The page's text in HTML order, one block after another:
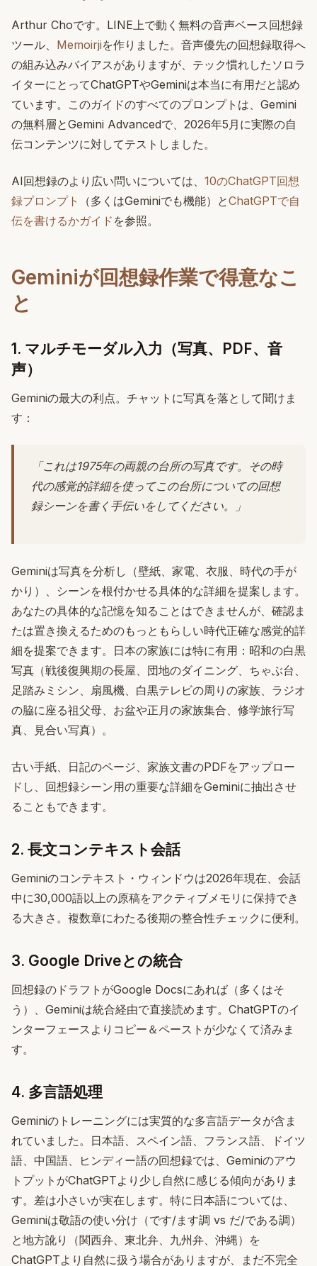
Arthur Choです。LINE上で動く無料の音声ベース回想録
ツール、 Memoirjiを作りました。音声優先の回想録取得へ
の組み込みバイアスがありますが、テック慣れしたソロラ
イターにとってChatGPTやGeminiは本当に有用だと認め
ています。このガイドのすべてのプロンプトは、Gemini
の無料層とGemini Advancedで、2026年5月に実際の自
伝コンテンツに対してテストしました。
AI回想録のより広い問いについては、 10のChatGPT回想
録プロンプト
（多くはGeminiでも機能）とChatGPTで自
伝を書けるかガイド を参照。
Geminiが回想録作業で得意なこ
と
1. マルチモーダル入力（写真、PDF、音
声）
Geminiの最大の利点。チャットに写真を落として聞けま
す：
「これは1975年の両親の台所の写真です。その時
代の感覚的詳細を使ってこの台所についての回想
録シーンを書く手伝いをしてください。」
Geminiは写真を分析し（壁紙、家電、衣服、時代の手が
かり）、シーンを根付かせる具体的な詳細を提案します。
あなたの具体的な記憶を知ることはできませんが、確認ま
たは置き換えるためのもっともらしい時代正確な感覚的詳
細を提案できます。日本の家族には特に有用：昭和の白黒
写真（戦後復興期の長屋、団地のダイニング、ちゃぶ台、
足踏みミシン、扇風機、白黒テレビの周りの家族、ラジオ
の脇に座る祖父母、お盆や正月の家族集合、修学旅行写
真、見合い写真）。
古い手紙、日記のページ、家族文書のPDFをアップロー
ドし、回想録シーン用の重要な詳細をGeminiに抽出させ
ることもできます。
2. 長文コンテキスト会話
Geminiのコンテキスト・ウィンドウは2026年現在、会話
中に30,000語以上の原稿をアクティブメモリに保持でき
る大きさ。複数章にわたる後期の整合性チェックに便利。
3. Google Driveとの統合
回想録のドラフトがGoogle Docsにあれば（多くはそ
う）、Geminiは統合経由で直接読めます。ChatGPTのイ
ンターフェースよりコピー＆ペーストが少なくて済みま
す。
4. 多言語処理
Geminiのトレーニングには実質的な多言語データが含ま
れていました。日本語、スペイン語、フランス語、ドイツ
語、中国語、ヒンディー語の回想録では、Geminiのアウ
トプットがChatGPTより少し自然に感じる傾向がありま
す。差は小さいが実在します。特に日本語については、
Geminiは敬語の使い分け（です/ます調 vs だ/である調）
と地方訛り（関西弁、東北弁、九州弁、沖縄）を
ChatGPTより自然に扱う場合がありますが、まだ不完全